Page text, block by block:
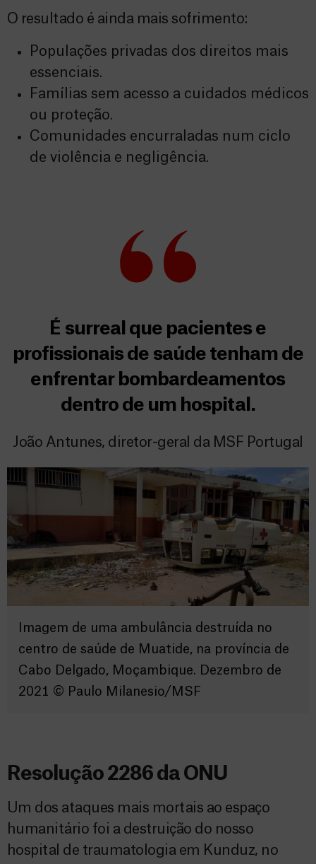
O resultado é ainda mais sofrimento:
Populações privadas dos direitos mais
essenciais.
Famílias sem acesso a cuidados médicos
ou proteção.
Comunidades encurraladas num ciclo
de violência e negligência.
É surreal que pacientes e
profissionais de saúde tenham de
enfrentar bombardeamentos
dentro de um hospital.
João Antunes, diretor-geral da MSF Portugal
Imagem de uma ambulância destruída no
centro de saúde de Muatide, na província de
Cabo Delgado, Moçambique. Dezembro de
2021 ©️ Paulo Milanesio/MSF
Resolução 2286 da ONU
Um dos ataques mais mortais ao espaço
humanitário foi a destruição do nosso
hospital de traumatologia em Kunduz, no